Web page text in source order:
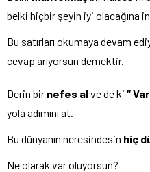
belki hiçbir şeyin iyi olacağına
Bu satırları okumaya devam
cevap arıyorsun demektir.
Derin bir nefes alve de ki “
yola adımını at.
Bu dünyanın neresindesin hiç
Ne olarak var oluyorsun?